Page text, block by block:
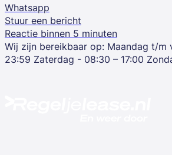
Whatsapp
Stuur een bericht
Reactie binnen 5 minuten
Wij zijn bereikbaar op: Maandag t/m
23:59 Zaterdag - 08:30 – 17:00